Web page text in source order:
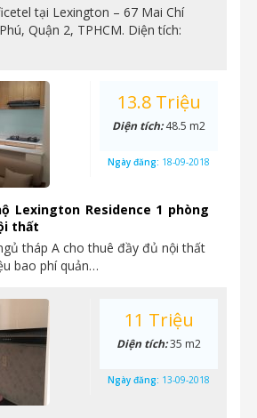
tại Lexington – 67 Mai Chí
Quận 2, TPHCM. Diện tích:
Lexington Residence 1 phòng
thất
tháp A cho thuê đầy đủ nội thất
bao phí quản…
13.8 Triệu
Diện tích:48.5 m2
Ngày đăng: 18-09-2018
11 Triệu
Diện tích:35 m2
Ngày đăng: 13-09-2018